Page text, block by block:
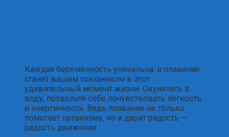
Каждая беременность уникальна, и плавание
станет вашим союзником в этот
удивительный момент жизни. Окунитесь в
воду, позвольте себе почувствовать легкость
и энергичность. Ведь плавание не только
помогает организму, но и дарит радость —
радость движения.